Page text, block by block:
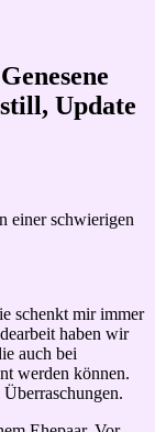
Update
einer schwierigen
schenkt mir immer
haben wir
auch bei
werden können.